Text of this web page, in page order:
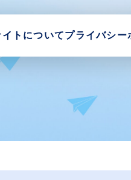
イトについてプライバシー